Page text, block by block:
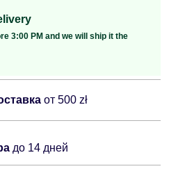
3:00 PM and we will ship it the
от 500 zł
до 14 дней